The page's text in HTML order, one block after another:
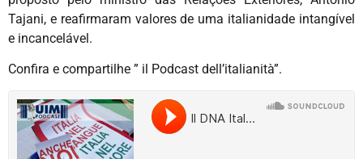
Tajani, e reafirmaram valores de uma italianidade intangível
e incancelável.
Confira e compartilhe ” il Podcast dell’italianità”.